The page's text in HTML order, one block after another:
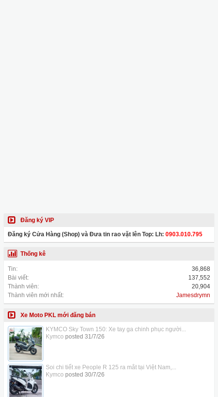
Đăng ký VIP
Đăng ký Cửa Hàng (Shop) và Đưa tin rao vặt lên Top: Lh: 0903.010.795
Thống kê
Tin:
36,868
Bài viết:
137,552
Thành viên:
20,904
Thành viên mới nhất:
Jamesdrymn
Xe Moto PKL mới đăng bán
KYMCO Sky Town 150: Xe tay ga chinh phục người...
Kymco posted 31/7/26
Soi chi tiết xe People R 125 ra mắt tại Việt Nam,...
Kymco posted 30/7/26